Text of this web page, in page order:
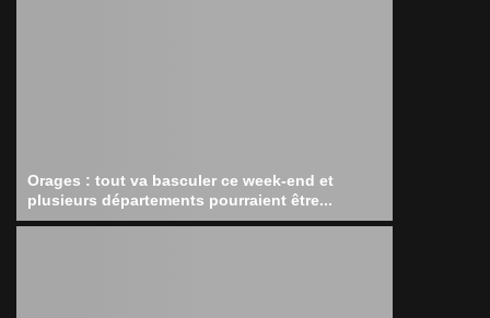
Orages : tout va basculer ce week-end et
plusieurs départements pourraient être...